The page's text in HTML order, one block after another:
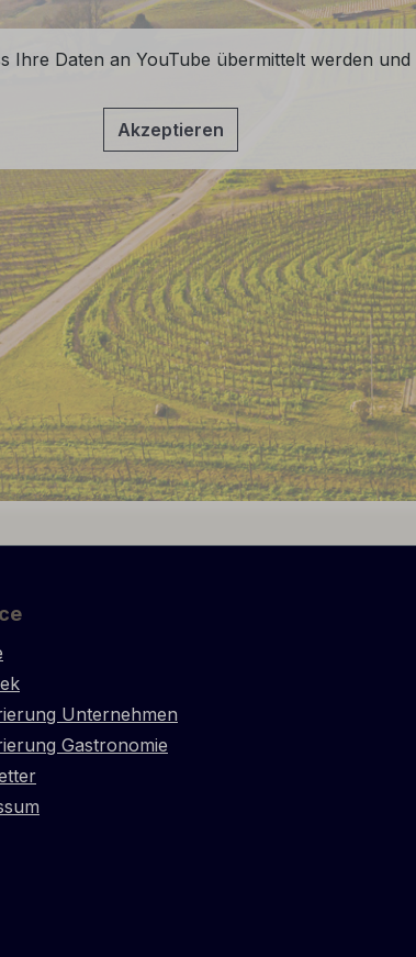
Ihre Daten an YouTube übermittelt werden
Akzeptieren
Unternehmen
Gastronomie